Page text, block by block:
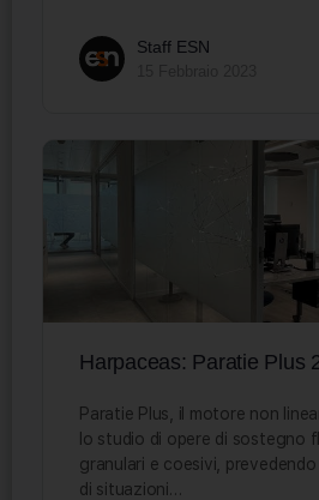
Staff ESN
Harpaceas: Paratie Plus
Paratie Plus, il motore non
lo studio di opere di sostegno
granulari e coesivi, prevedendo
di situazioni…